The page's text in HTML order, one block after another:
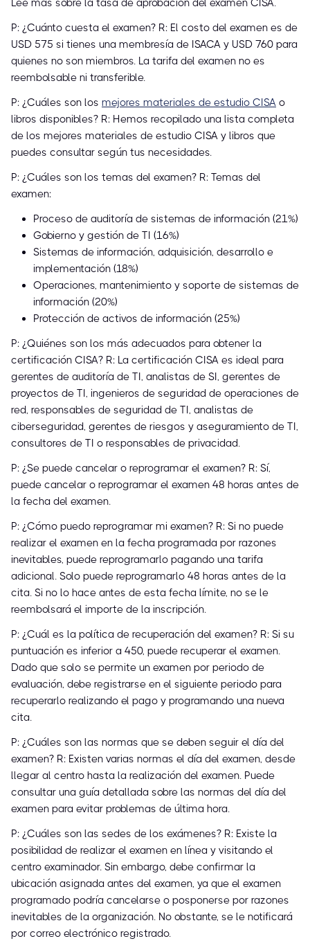
Lee más sobre la tasa de aprobación del examen CISA.
P: ¿Cuánto cuesta el examen? R: El costo del examen es de
USD 575 si tienes una membresía de ISACA y USD 760 para
quienes no son miembros. La tarifa del examen no es
reembolsable ni transferible.
P: ¿Cuáles son los mejores materiales de estudio CISA o
libros disponibles? R: Hemos recopilado una lista completa
de los mejores materiales de estudio CISA y libros que
puedes consultar según tus necesidades.
P: ¿Cuáles son los temas del examen? R: Temas del
examen:
Proceso de auditoría de sistemas de información (21%)
Gobierno y gestión de TI (16%)
Sistemas de información, adquisición, desarrollo e
implementación (18%)
Operaciones, mantenimiento y soporte de sistemas de
información (20%)
Protección de activos de información (25%)
P: ¿Quiénes son los más adecuados para obtener la
certificación CISA? R: La certificación CISA es ideal para
gerentes de auditoría de TI, analistas de SI, gerentes de
proyectos de TI, ingenieros de seguridad de operaciones de
red, responsables de seguridad de TI, analistas de
ciberseguridad, gerentes de riesgos y aseguramiento de TI,
consultores de TI o responsables de privacidad.
P: ¿Se puede cancelar o reprogramar el examen? R: Sí,
puede cancelar o reprogramar el examen 48 horas antes de
la fecha del examen.
P: ¿Cómo puedo reprogramar mi examen? R: Si no puede
realizar el examen en la fecha programada por razones
inevitables, puede reprogramarlo pagando una tarifa
adicional. Solo puede reprogramarlo 48 horas antes de la
cita. Si no lo hace antes de esta fecha límite, no se le
reembolsará el importe de la inscripción.
P: ¿Cuál es la política de recuperación del examen? R: Si su
puntuación es inferior a 450, puede recuperar el examen.
Dado que solo se permite un examen por periodo de
evaluación, debe registrarse en el siguiente periodo para
recuperarlo realizando el pago y programando una nueva
cita.
P: ¿Cuáles son las normas que se deben seguir el día del
examen? R: Existen varias normas el día del examen, desde
llegar al centro hasta la realización del examen. Puede
consultar una guía detallada sobre las normas del día del
examen para evitar problemas de última hora.
P: ¿Cuáles son las sedes de los exámenes? R: Existe la
posibilidad de realizar el examen en línea y visitando el
centro examinador. Sin embargo, debe confirmar la
ubicación asignada antes del examen, ya que el examen
programado podría cancelarse o posponerse por razones
inevitables de la organización. No obstante, se le notificará
por correo electrónico registrado.